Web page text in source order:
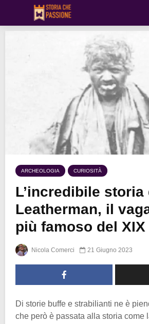
ARCHEOLOGIA CURIOSITÀ
L’incredibile storia
Leatherman, il
più famoso del
Nicola Comerci 21 Giugno 2023
Di storie buffe e strabilianti ne è
che però è passata alla storia come